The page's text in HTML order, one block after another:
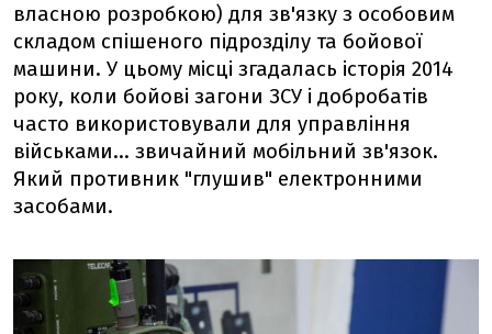
власною розробкою) для зв'язку з особовим
складом спішеного підрозділу та бойової
машини. У цьому місці згадалась історія 2014
року, коли бойові загони ЗСУ і добробатів
часто використовували для управління
військами... звичайний мобільний зв'язок.
Який противник "глушив" електронними
засобами.